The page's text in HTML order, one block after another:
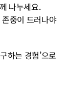
나누세요.
중이 드러나야
하는 경험’으로